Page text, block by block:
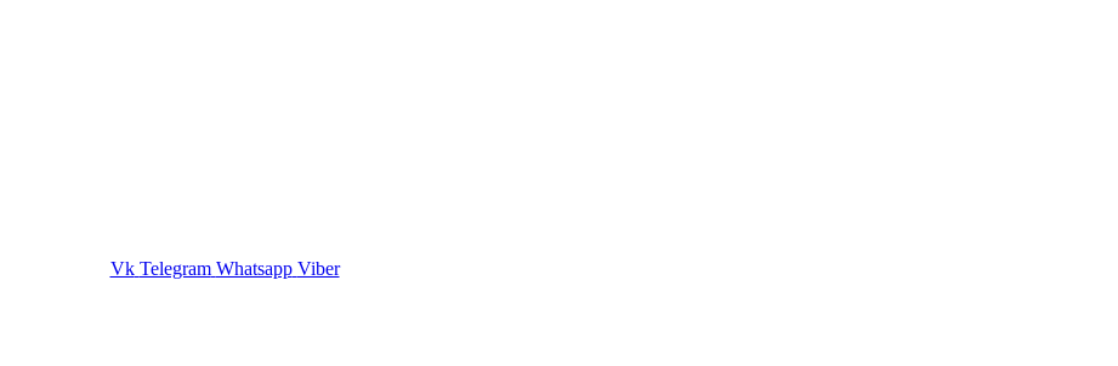
Vk Telegram Whatsapp Viber